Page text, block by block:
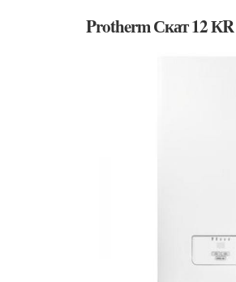
Protherm Скат 12